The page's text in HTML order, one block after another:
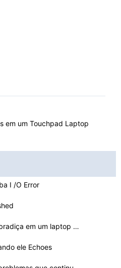
em um Touchpad Laptop
I /O Error
Como reparar um Cracked dobradiça em um laptop gateway…
ele Echoes